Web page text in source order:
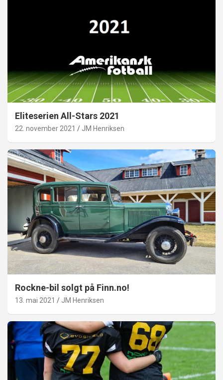
Eliteserien All-Stars 2021
22. november 2021 JM Henriksen
Rockne-bil solgt på Finn.no!
13. mai 2021 JM Henriksen